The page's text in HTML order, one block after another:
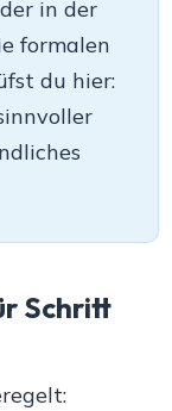
in der
formalen
du hier:
Schritt